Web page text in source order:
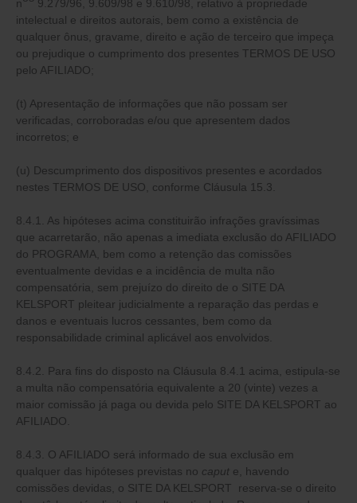
n
9.279/96, 9.609/98 e 9.610/98, relativo à propriedade
intelectual e direitos autorais, bem como a existência de
qualquer ônus, gravame, direito e ação de terceiro que impeça
ou prejudique o cumprimento dos presentes TERMOS DE USO
pelo AFILIADO;
(t) Apresentação de informações que não possam ser
verificadas, corroboradas e/ou que apresentem dados
incorretos; e
(u) Descumprimento dos dispositivos presentes e acordados
nestes TERMOS DE USO, conforme Cláusula 15.3.
8.4.1. As hipóteses acima constituirão infrações gravíssimas
que acarretarão, não apenas a imediata exclusão do AFILIADO
do PROGRAMA, bem como a retenção das comissões
eventualmente devidas e a incidência de multa não
compensatória, sem prejuízo do direito de o SITE DA
KELSPORT pleitear judicialmente a reparação das perdas e
danos e eventuais lucros cessantes, bem como da
responsabilidade criminal aplicável aos envolvidos.
8.4.2. Para fins do disposto na Cláusula 8.4.1 acima, estipula-se
a multa não compensatória equivalente a 20 (vinte) vezes a
maior comissão já paga ou devida pelo SITE DA KELSPORT ao
AFILIADO.
8.4.3. O AFILIADO será informado de sua exclusão em
qualquer das hipóteses previstas no caput e, havendo
comissões devidas, o SITE DA KELSPORT reserva-se o direito